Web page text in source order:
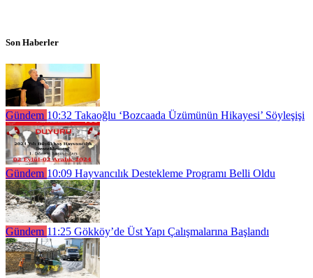
Son Haberler
Gündem 10:32 Takaoğlu ‘Bozcaada Üzümünün Hikayesi’ Söyleşişi
Gündem 10:09 Hayvancılık Destekleme Programı Belli Oldu
Gündem 11:25 Gökköy’de Üst Yapı Çalışmalarına Başlandı